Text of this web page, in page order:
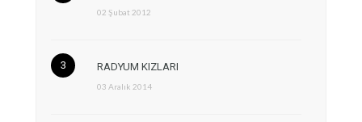
02 Şubat 2012
RADYUM KIZLARI
03 Aralık 2014